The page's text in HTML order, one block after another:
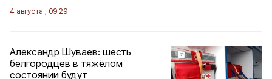
4 августа , 09:29
Александр Шуваев: шесть
белгородцев в тяжёлом
состоянии будут